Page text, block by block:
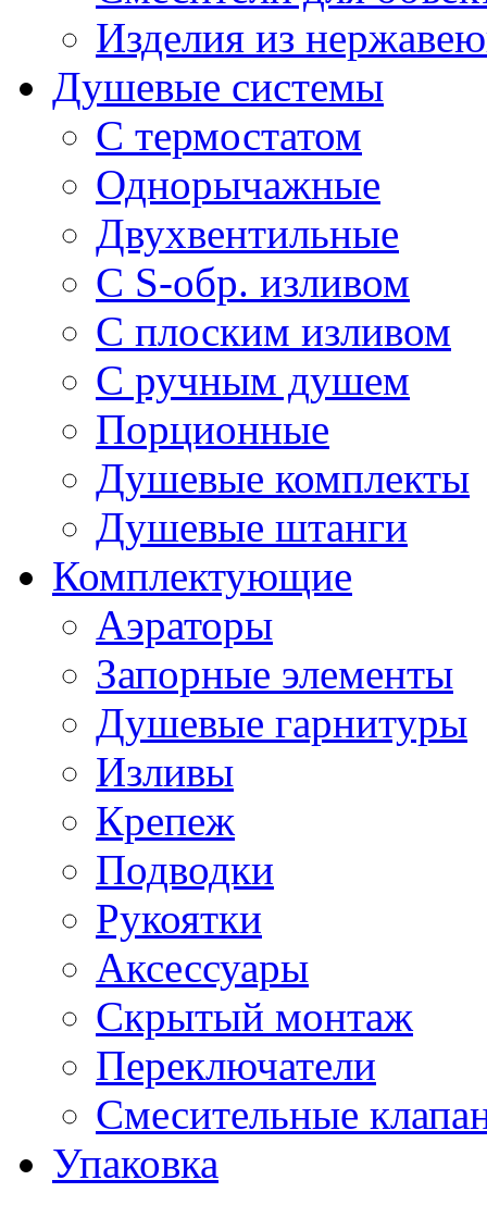
Изделия из
Душевые системы
С термостатом
Однорычажные
Двухвентильные
С S-обр. изливом
С плоским изливом
С ручным душем
Порционные
Душевые комплекты
Душевые штанги
Комплектующие
Аэраторы
Запорные элементы
Душевые гарнитуры
Изливы
Крепеж
Подводки
Рукоятки
Аксессуары
Скрытый монтаж
Переключатели
Смесительные
Упаковка